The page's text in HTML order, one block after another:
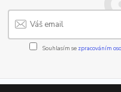
Souhlasím se zpracováním